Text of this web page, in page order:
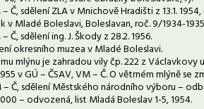
Č, sdělení ZLA v Mnichově Hradišti z 13.1.
v Mladé Boleslavi, Boleslavan, roč. 9/1934-
Č, sdělení ing. J. Škody z 28.2. 1956.
okresního muzea v Mladé Boleslavi.
mlýnu je zahradou vily čp. 222 z Václavkovy
v GÚ – ČSAV, VM – Č. O větrném mlýně se
– Č, sdělení Městského národního výboru –
– odvozená, list Mladá Boleslav 1-5, 1954.